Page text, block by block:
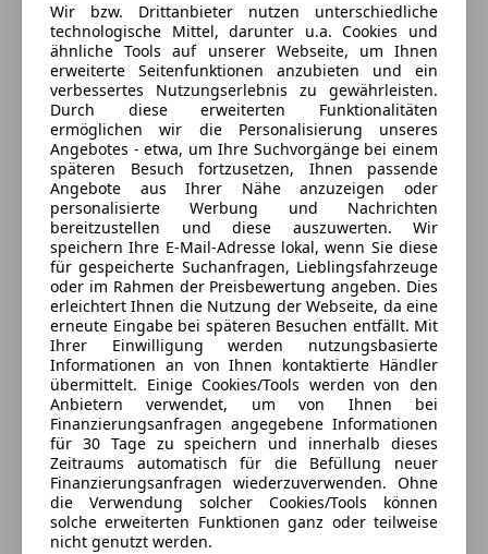
Executive Lounge Paket, Fahrdynamik Regelsysteme,
Glasapplikation "CraftedClarity", Klima Akustik Paket,
Klimakomfort-Verbundverglasung, Ladekabel (Mode
3) fuer oeffentlichens Laden, Multifunktionssitze im
Fond, Radschraubensicherung, Reifenreparatur-Set,
BMW Paket Care, Personal eSIM
BMW Kristallscheinwerfer Iconic Glow, Service
Inclusive bis 12/2027
Unger GmbH
Sternebewertung 5 von 5
5 Sterne
(100% Weiterempfehlungen)
Anbieter auf AutoScout24 seit 2007
Dietmannsdorferstraße 330,
8181 St. Ruprecht an der Raab, AT
Kontakt
Alle Fahrzeuge des Anbieters
Anbieter kontaktieren
Deine Nachricht
Wir bzw. Drittanbieter nutzen unterschiedliche
technologische Mittel, darunter u.a. Cookies und
ähnliche Tools auf unserer Webseite, um Ihnen
erweiterte Seitenfunktionen anzubieten und ein
verbessertes Nutzungserlebnis zu gewährleisten.
Durch diese erweiterten Funktionalitäten
ermöglichen wir die Personalisierung unseres
Angebotes - etwa, um Ihre Suchvorgänge bei einem
späteren Besuch fortzusetzen, Ihnen passende
Angebote aus Ihrer Nähe anzuzeigen oder
personalisierte Werbung und Nachrichten
bereitzustellen und diese auszuwerten. Wir
speichern Ihre E-Mail-Adresse lokal, wenn Sie diese
für gespeicherte Suchanfragen, Lieblingsfahrzeuge
oder im Rahmen der Preisbewertung angeben. Dies
erleichtert Ihnen die Nutzung der Webseite, da eine
erneute Eingabe bei späteren Besuchen entfällt. Mit
Ihrer Einwilligung werden nutzungsbasierte
Informationen an von Ihnen kontaktierte Händler
übermittelt. Einige Cookies/Tools werden von den
Anbietern verwendet, um von Ihnen bei
Finanzierungsanfragen angegebene Informationen
für 30 Tage zu speichern und innerhalb dieses
Zeitraums automatisch für die Befüllung neuer
Finanzierungsanfragen wiederzuverwenden. Ohne
die Verwendung solcher Cookies/Tools können
solche erweiterten Funktionen ganz oder teilweise
nicht genutzt werden.